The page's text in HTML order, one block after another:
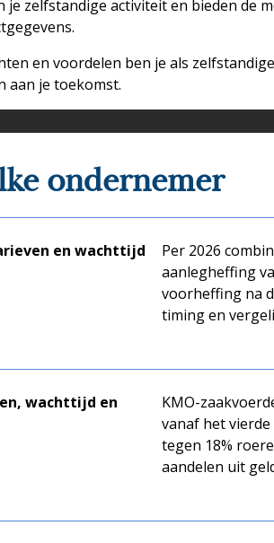
zelfstandige activiteit en bieden de
en voordelen ben je als
aan je toekomst.
ondernemer
en wachttijd
Per 2026
aanlegheffing
voorheffing na
timing en
wachttijd en
KMO-
vanaf het
tegen 18%
aandelen uit